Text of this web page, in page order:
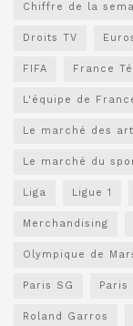
Chiffre de la
Droits TV
FIFA France
L'équipe de
Le marché des
Le marché du
Liga Ligue 1
Merchandising
Olympique de
Paris SG Paris
Roland Garros